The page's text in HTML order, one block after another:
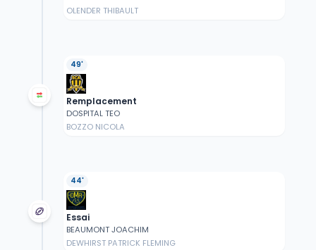
OLENDER THIBAULT
49'
Remplacement
DOSPITAL TEO
BOZZO NICOLA
44'
Essai
BEAUMONT JOACHIM
DEWHIRST PATRICK FLEMING